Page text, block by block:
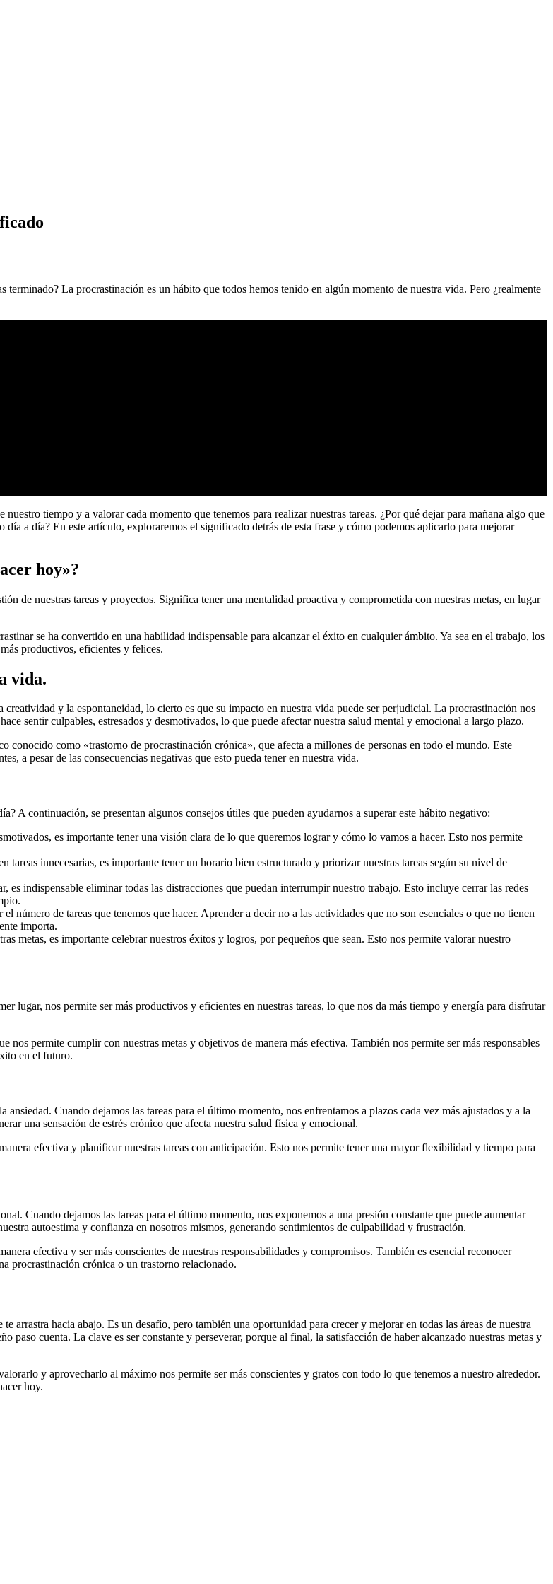
terminado? La procrastinación es un hábito que todos hemos tenido en algún momento de nuestra vida. Pero ¿realmente
tiempo y a valorar cada momento que tenemos para realizar nuestras tareas. ¿Por qué dejar para mañana algo que
a día? En este artículo, exploraremos el significado detrás de esta frase y cómo podemos aplicarlo para mejorar
hoy»?
de nuestras tareas y proyectos. Significa tener una mentalidad proactiva y comprometida con nuestras metas, en lugar
se ha convertido en una habilidad indispensable para alcanzar el éxito en cualquier ámbito. Ya sea en el trabajo, los
productivos, eficientes y felices.
vida.
y la espontaneidad, lo cierto es que su impacto en nuestra vida puede ser perjudicial. La procrastinación nos
sentir culpables, estresados y desmotivados, lo que puede afectar nuestra salud mental y emocional a largo plazo.
como «trastorno de procrastinación crónica», que afecta a millones de personas en todo el mundo. Este
a pesar de las consecuencias negativas que esto pueda tener en nuestra vida.
A continuación, se presentan algunos consejos útiles que pueden ayudarnos a superar este hábito negativo:
es importante tener una visión clara de lo que queremos lograr y cómo lo vamos a hacer. Esto nos permite
innecesarias, es importante tener un horario bien estructurado y priorizar nuestras tareas según su nivel de
es indispensable eliminar todas las distracciones que puedan interrumpir nuestro trabajo. Esto incluye cerrar las redes
número de tareas que tenemos que hacer. Aprender a decir no a las actividades que no son esenciales o que no tienen
importa.
metas, es importante celebrar nuestros éxitos y logros, por pequeños que sean. Esto nos permite valorar nuestro
lugar, nos permite ser más productivos y eficientes en nuestras tareas, lo que nos da más tiempo y energía para disfrutar
permite cumplir con nuestras metas y objetivos de manera más efectiva. También nos permite ser más responsables
en el futuro.
Cuando dejamos las tareas para el último momento, nos enfrentamos a plazos cada vez más ajustados y a la
una sensación de estrés crónico que afecta nuestra salud física y emocional.
efectiva y planificar nuestras tareas con anticipación. Esto nos permite tener una mayor flexibilidad y tiempo para
Cuando dejamos las tareas para el último momento, nos exponemos a una presión constante que puede aumentar
autoestima y confianza en nosotros mismos, generando sentimientos de culpabilidad y frustración.
efectiva y ser más conscientes de nuestras responsabilidades y compromisos. También es esencial reconocer
procrastinación crónica o un trastorno relacionado.
arrastra hacia abajo. Es un desafío, pero también una oportunidad para crecer y mejorar en todas las áreas de nuestra
paso cuenta. La clave es ser constante y perseverar, porque al final, la satisfacción de haber alcanzado nuestras metas y
y aprovecharlo al máximo nos permite ser más conscientes y gratos con todo lo que tenemos a nuestro alrededor.
hoy.